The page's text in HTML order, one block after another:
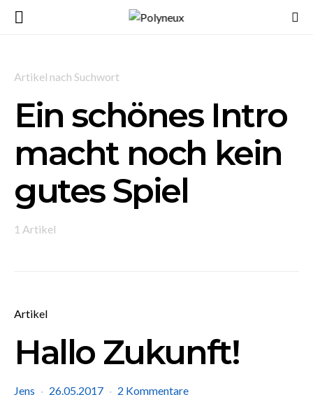
Artikel nach Suchwort
Ein schönes Intro
macht noch kein
gutes Spiel
1 Artikel
Artikel
Hallo Zukunft!
Jens 26.05.2017 2 Kommentare